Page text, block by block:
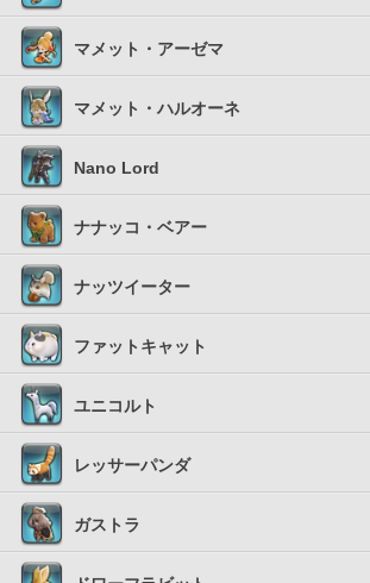
マメット・アーゼマ
マメット・ハルオーネ
Nano Lord
ナナッコ・ベアー
ナッツイーター
ファットキャット
ユニコルト
レッサーパンダ
ガストラ